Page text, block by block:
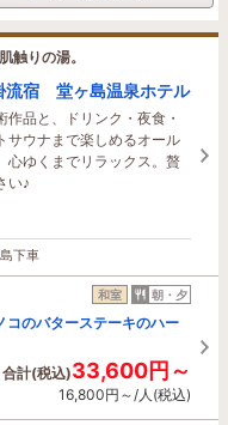
触りの湯。
流宿 堂ヶ島温泉ホテル
品と、ドリンク・夜食・
サウナまで楽しめるオール
心ゆくまでリラックス。贅
い♪
下車
和室 朝・夕
のバターステーキのハー
合計(税込)33,600円～
16,800円～/人(税込)